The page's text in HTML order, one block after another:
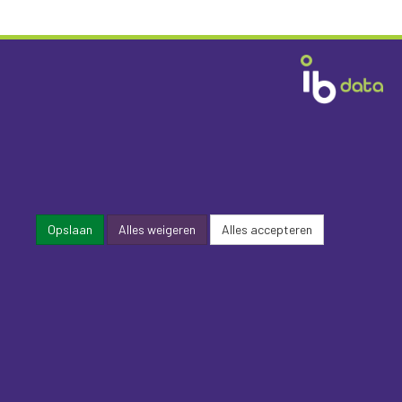
Opslaan Alles weigeren Alles accepteren